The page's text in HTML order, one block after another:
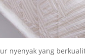
nyenyak yang